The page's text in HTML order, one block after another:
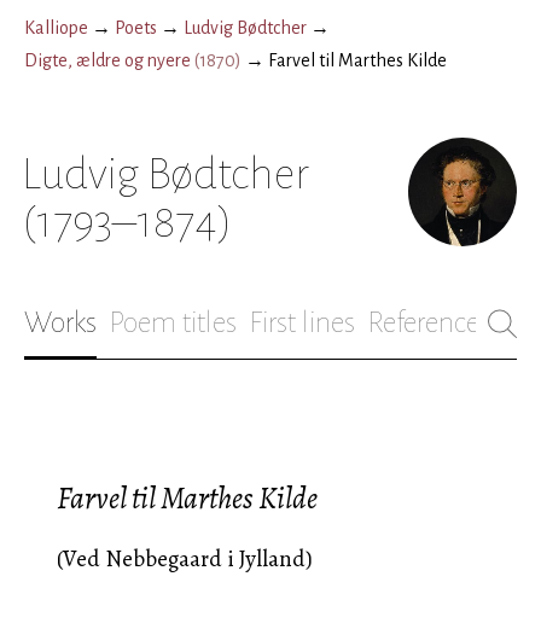
Kalliope → Poets → Ludvig Bødtcher →
Digte, ældre og nyere (1870) → Farvel til Marthes Kilde
Ludvig Bødtcher
(1793–1874)
Works Poem titles First lines References
Farvel til Marthes Kilde
(Ved Nebbegaard i Jylland)